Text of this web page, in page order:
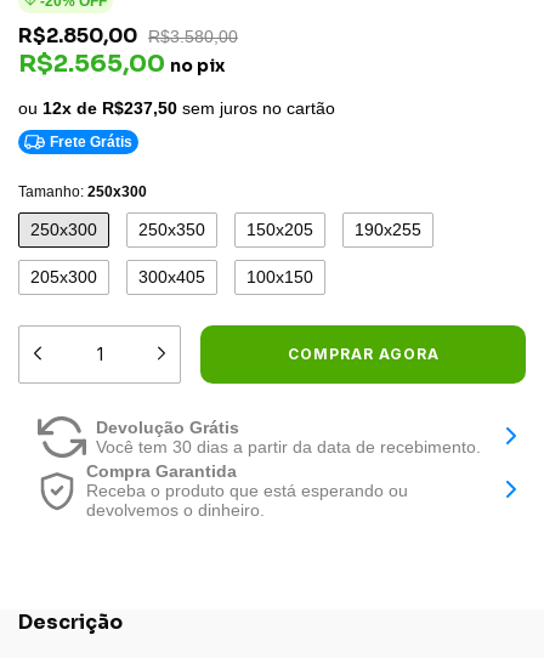
R$2.850,00 R$3.580,00
R$2.565,00 no pix
ou 12x de R$237,50 sem juros no cartão
Frete Grátis
Tamanho: 250x300
250x300 250x350 150x205 190x255
205x300 300x405 100x150
Devolução Grátis
Você tem 30 dias a partir da data de recebimento.
Compra Garantida
Receba o produto que está esperando ou
devolvemos o dinheiro.
Descrição